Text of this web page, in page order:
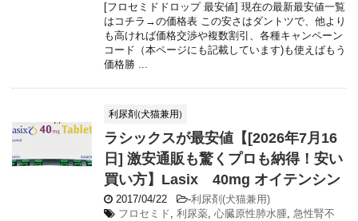
[フロセミドドロップ 最安値] 現在の最新最安値一覧
はコチラ→の価格表 この安さはダントツで、他より
も高ければ価格交渉や複数割引、各種キャンペーン
コード（本ページにも記載しています)も使えばもう
価格勝 ...
利尿剤(犬猫兼用)
ラシックスが最安値【[2026年7月16
日] 激安通販も驚くプロも納得！安い
買い方】Lasix 40mg オイテンシン
2017/04/22 -利尿剤(犬猫兼用)
フロセミド, 利尿薬, 心臓原性肺水腫, 急性腎不